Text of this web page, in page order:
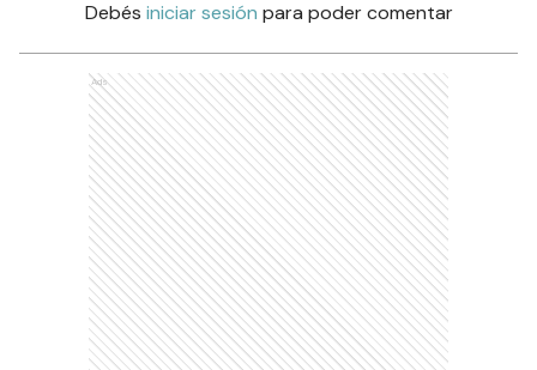
Debés iniciar sesión para poder comentar
Ads